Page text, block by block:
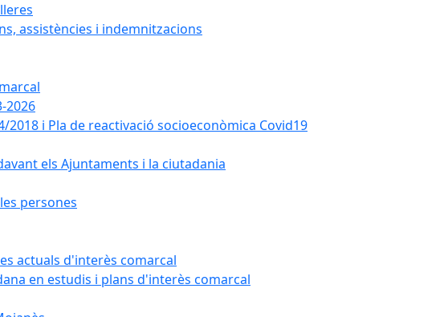
assistències i indemnitzacions
2026
2018 i Pla de reactivació socioeconòmica Covid19
els Ajuntaments i la ciutadania
persones
actuals d'interès comarcal
en estudis i plans d'interès comarcal